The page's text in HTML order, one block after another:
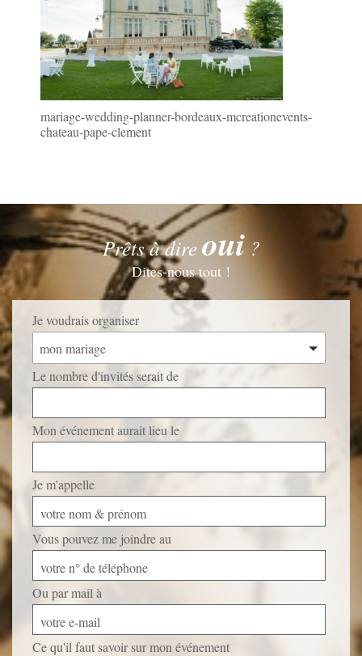
mariage-wedding-planner-bordeaux-mcreationevents-
chateau-pape-clement
Prêts à direoui ?
Dites-nous tout !
Je voudrais organiser
mon mariage
Le nombre d'invités serait de
Mon événement aurait lieu le
Je m'appelle
votre nom & prénom
Vous pouvez me joindre au
votre n° de téléphone
Ou par mail à
votre e-mail
Ce qu'il faut savoir sur mon événement